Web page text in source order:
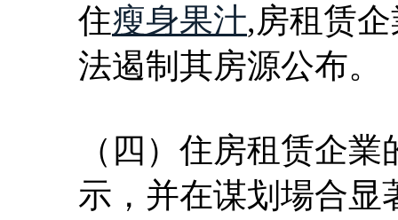
住瘦身果汁,房租赁
法遏制其房源公布。
（四）住房租赁企
示，并在谋划場合显